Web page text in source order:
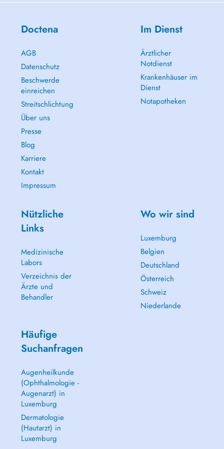
Doctena
AGB
Datenschutz
Beschwerde
einreichen
Streitschlichtung
Über uns
Presse
Blog
Karriere
Kontakt
Impressum
Im Dienst
Ärztlicher
Notdienst
Krankenhäuser im
Dienst
Notapotheken
Nützliche
Links
Medizinische
Labors
Verzeichnis der
Ärzte und
Behandler
Wo wir sind
Luxemburg
Belgien
Deutschland
Österreich
Schweiz
Niederlande
Häufige
Suchanfragen
Augenheilkunde
(Ophthalmologie -
Augenarzt) in
Luxemburg
Dermatologie
(Hautarzt) in
Luxemburg